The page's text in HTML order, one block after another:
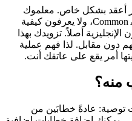
أعقد بشكل خاص. معلموك
على الأرجح لم يسبق لهم رؤية Common App، ولا يعرفون كيفية
الإنجليزية أصلاً. تزويدك بهذا
دون مقابل. لذا فهم عملية
أمر يقع على عاتقك أنت.
منه؟
2-3 خطابات توصية: عادةً خطابَين من